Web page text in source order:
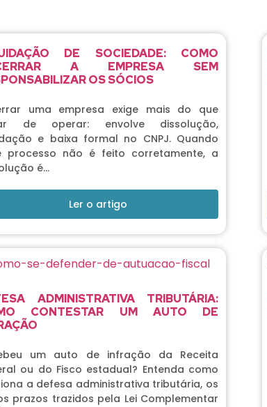
DE SOCIEDADE: COMO
A EMPRESA SEM
OS SÓCIOS
uma empresa exige mais do que
de operar: envolve dissolução,
e baixa formal no CNPJ. Quando
processo não é feito corretamente, a
é…
Ler o artigo
ADMINISTRATIVA TRIBUTÁRIA:
CONTESTAR UM AUTO DE
um auto de infração da Receita
ou do Fisco estadual? Entenda como
a defesa administrativa tributária, os
prazos trazidos pela Lei Complementar